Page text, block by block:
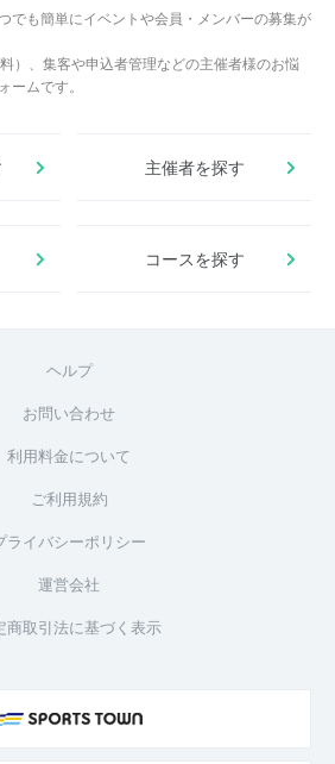
でも簡単にイベントや会員・メンバーの募集が
）、集客や申込者管理などの主催者様のお悩
ームです。
主催者を探す
コースを探す
ヘルプ
お問い合わせ
利用料金について
ご利用規約
ライバシーポリシー
運営会社
商取引法に基づく表示